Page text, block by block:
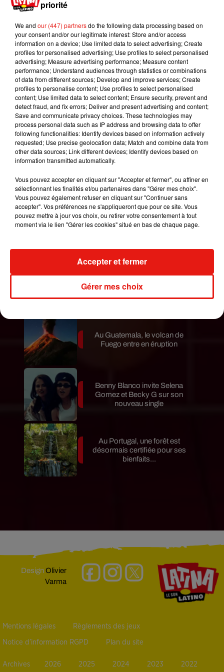
Publié : 21 novembre 2018 à 9h58 par Maud
Tambellini
patient atteint de rectocolite hémorragique
Et puisque nous n’en sommes plus à quelques
détails gênants, sachez que cette greffe fécale
s’effectue soit par coloscopie, soit par sonde
nasaux-gastrique. Si ce don de selles vous
intéresse, une adresse mail est disponible :
crcest.rebalance.urcest@aphp.fr.
Mundo Latino
de Fuego est terminée
Le fourmilier géant fait son retour
Karol G dévoile la tracklist de
son nouvel album… avec des
Au Guatemala, le volcan de
Fuego entre en éruption
Benny Blanco invite Selena
Gomez et Becky G sur son
nouveau single
Au Portugal, une forêt est
désormais certifiée pour ses
bienfaits...
DesignOlivier
Varma
Mentions légales Règlements des jeux
Notice d’information RGPD Plan du site
Archives 2026 2025 2024 2023 2022
priorité
We and our (447) partnersdo the following data processing based on
your consent and/or our legitimate interest: Store and/or access
information on a device; Use limited data to select advertising; Create
profiles for personalised advertising; Use profiles to select personalised
advertising; Measure advertising performance; Measure content
performance; Understand audiences through statistics or combinations
of data from different sources; Develop and improve services; Create
profiles to personalise content; Use profiles to select personalised
content; Use limited data to select content; Ensure security, prevent and
detect fraud, and fix errors; Deliver and present advertising and content;
Save and communicate privacy choices. These technologies may
process personal data such as IP address and browsing data to offer
following functionalities: Identify devices based on information actively
requested; Use precise geolocation data; Match and combine data from
other data sources; Link different devices; Identify devices based on
information transmitted automatically.
Vous pouvez accepter en cliquant sur "Accepter et fermer", ou affiner en
sélectionnant les finalités et/ou partenaires dans "Gérer mes choix".
Vous pouvez également refuser en cliquant sur "Continuer sans
accepter". Vos préférences ne s'appliqueront que pour ce site. Vous
pouvez mettre à jour vos choix, ou retirer votre consentement à tout
moment via le lien "Gérer les cookies" situé en bas de chaque page.
Gérer mes choix
Accepter et fermer